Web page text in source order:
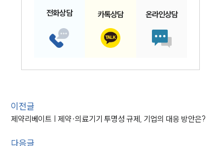
전화상담 카톡상담 온라인상담
이전글
제약리베이트 | 제약∙의료기기 투명성 규제, 기업의 대응 방안은?
다음글